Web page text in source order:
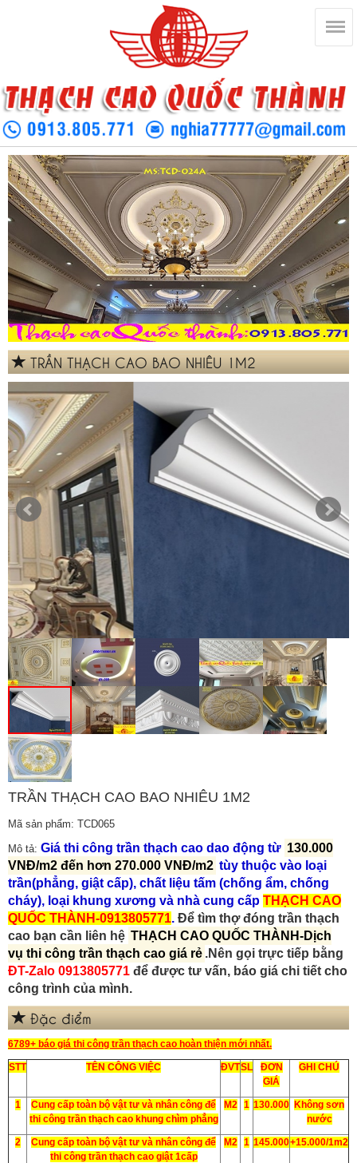
TRẦN THẠCH CAO BAO NHIÊU 1M2
TRẦN THẠCH CAO BAO NHIÊU 1M2
Mã sản phẩm: TCD065
Mô tả: Giá thi công trần thạch cao dao động từ 130.000
VNĐ/m2 đến hơn 270.000 VNĐ/m2 tùy thuộc vào loại
trần(phẳng, giật cấp), chất liệu tấm (chống ẩm, chống
cháy), loại khung xương và nhà cung cấp THẠCH CAO
QUỐC THÀNH-0913805771. Để tìm thợ đóng trần thạch
cao bạn cần liên hệ THẠCH CAO QUỐC THÀNH-Dịch
vụ thi công trần thạch cao giá rẻ .Nên gọi trực tiếp bằng
ĐT-Zalo 0913805771 để được tư vấn, báo giá chi tiết cho
công trình của mình.
Đặc điểm
6789+ báo giá thi công trần thạch cao hoàn thiện mới nhất.
STT TÊN CÔNG VIỆC ĐVTSL
ĐƠN
GIÁ
GHI CHÚ
1
Cung cấp toàn bộ vật tư và nhân công để
thi công trần thạch cao khung chìm phẳng
M2 1 130.000 Không sơn
nước
2
Cung cấp toàn bộ vật tư và nhân công để
thi công trần thạch cao giật 1cấp
M2 1 145.000+15.000/1m2